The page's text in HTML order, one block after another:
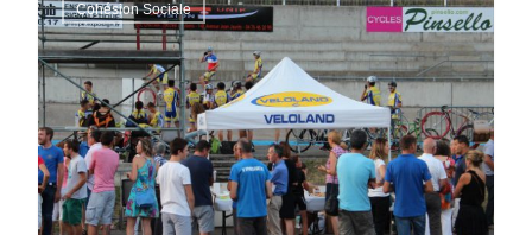
Cohésion Sociale